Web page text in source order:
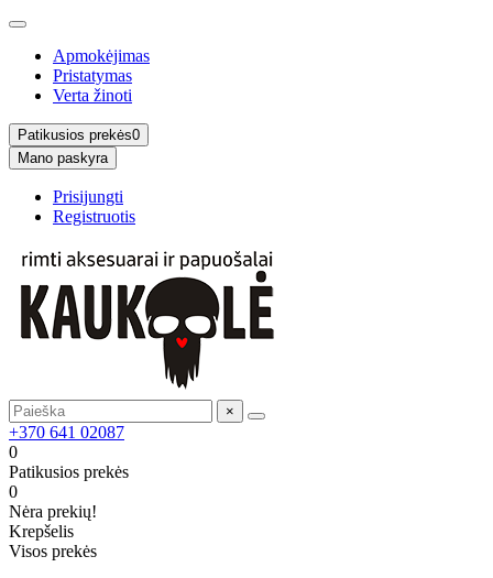
Apmokėjimas
Pristatymas
Verta žinoti
Patikusios prekės0
Mano paskyra
Prisijungti
Registruotis
×
+370 641 02087
0
Patikusios prekės
0
Nėra prekių!
Krepšelis
Visos prekės